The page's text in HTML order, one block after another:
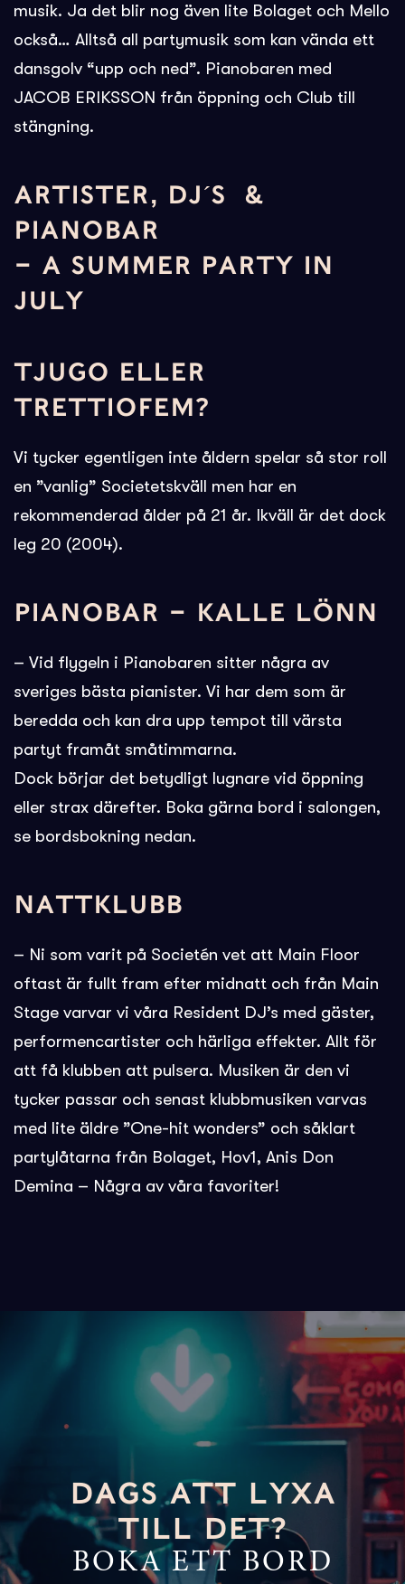
musik. Ja det blir nog även lite Bolaget och Mello
också… Alltså all partymusik som kan vända ett
dansgolv “upp och ned”. Pianobaren med
JACOB ERIKSSON från öppning och Club till
stängning.
ARTISTER, DJ´S &
PIANOBAR
– A SUMMER PARTY IN
JULY
TJUGO ELLER
TRETTIOFEM?
Vi tycker egentligen inte åldern spelar så stor roll
en ”vanlig” Societetskväll men har en
rekommenderad ålder på 21 år. Ikväll är det dock
leg 20 (2004).
PIANOBAR – KALLE LÖNN
– Vid flygeln i Pianobaren sitter några av
sveriges bästa pianister. Vi har dem som är
beredda och kan dra upp tempot till värsta
partyt framåt småtimmarna.
Dock börjar det betydligt lugnare vid öppning
eller strax därefter. Boka gärna bord i salongen,
se bordsbokning nedan.
NATTKLUBB
– Ni som varit på Societén vet att Main Floor
oftast är fullt fram efter midnatt och från Main
Stage varvar vi våra Resident DJ’s med gäster,
performencartister och härliga effekter. Allt för
att få klubben att pulsera. Musiken är den vi
tycker passar och senast klubbmusiken varvas
med lite äldre ”One-hit wonders” och såklart
partylåtarna från Bolaget, Hov1, Anis Don
Demina – Några av våra favoriter!
DAGS ATT LYXA
TILL DET?
BOKA ETT BORD